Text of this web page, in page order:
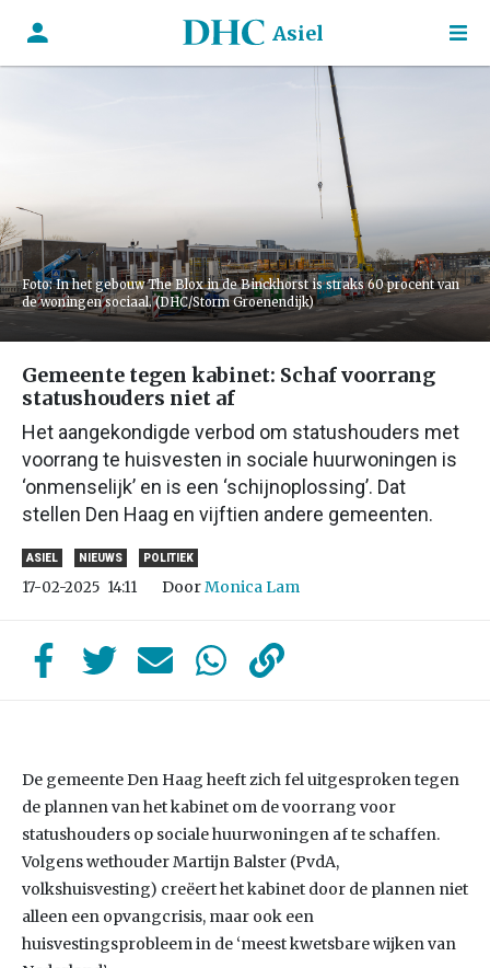
Asiel
Foto: In het gebouw The Blox in de Binckhorst is straks 60 procent van
de woningen sociaal. (DHC/Storm Groenendijk)
Gemeente tegen kabinet: Schaf voorrang
statushouders niet af
Het aangekondigde verbod om statushouders met
voorrang te huisvesten in sociale huurwoningen is
‘onmenselijk’ en is een ‘schijnoplossing’. Dat
stellen Den Haag en vijftien andere gemeenten.
ASIEL NIEUWS POLITIEK
17-02-2025 14:11 DoorMonica Lam
De gemeente Den Haag heeft zich fel uitgesproken tegen
de plannen van het kabinet om de voorrang voor
statushouders op sociale huurwoningen af te schaffen.
Volgens wethouder Martijn Balster (PvdA,
volkshuisvesting) creëert het kabinet door de plannen niet
alleen een opvangcrisis, maar ook een
huisvestingsprobleem in de ‘meest kwetsbare wijken van